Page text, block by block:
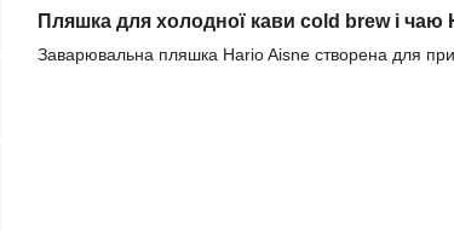
Пляшка для холодної кави cold brew і
Заварювальна пляшка Hario Aisne створена для